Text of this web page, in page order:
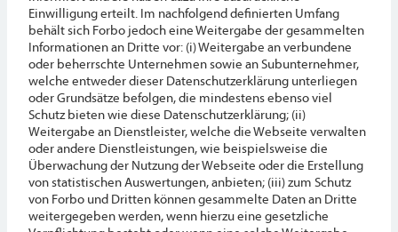
Einwilligung erteilt. Im nachfolgend definierten Umfang
behält sich Forbo jedoch eine Weitergabe der gesammelten
Informationen an Dritte vor: (i) Weitergabe an verbundene
oder beherrschte Unternehmen sowie an Subunternehmer,
welche entweder dieser Datenschutzerklärung unterliegen
oder Grundsätze befolgen, die mindestens ebenso viel
Schutz bieten wie diese Datenschutzerklärung; (ii)
Weitergabe an Dienstleister, welche die Webseite verwalten
oder andere Dienstleistungen, wie beispielsweise die
Überwachung der Nutzung der Webseite oder die Erstellung
von statistischen Auswertungen, anbieten; (iii) zum Schutz
von Forbo und Dritten können gesammelte Daten an Dritte
weitergegeben werden, wenn hierzu eine gesetzliche